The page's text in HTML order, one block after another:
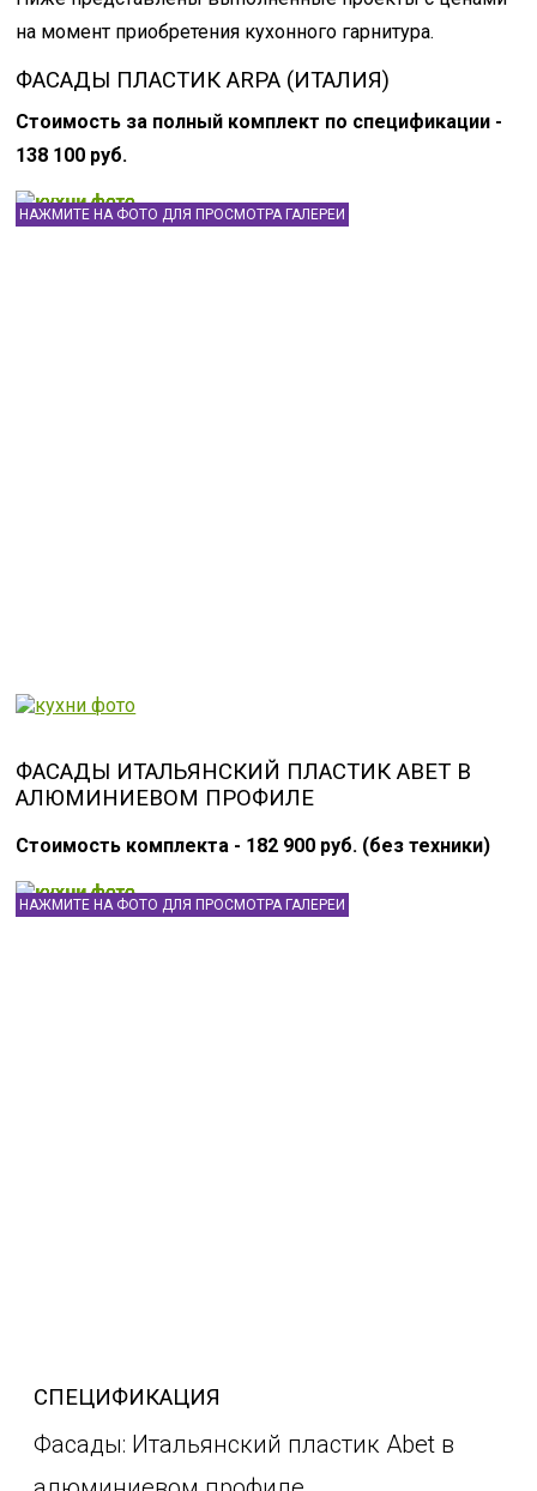
на момент приобретения кухонного гарнитура.
ФАСАДЫ ПЛАСТИК ARPA (ИТАЛИЯ)
Стоимость за полный комплект по спецификации -
138 100 руб.
НАЖМИТЕ НА ФОТО ДЛЯ ПРОСМОТРА ГАЛЕРЕИ
ФАСАДЫ ИТАЛЬЯНСКИЙ ПЛАСТИК ABET В
АЛЮМИНИЕВОМ ПРОФИЛЕ
Стоимость комплекта - 182 900 руб. (без техники)
НАЖМИТЕ НА ФОТО ДЛЯ ПРОСМОТРА ГАЛЕРЕИ
СПЕЦИФИКАЦИЯ
Фасады: Итальянский пластик Abet в